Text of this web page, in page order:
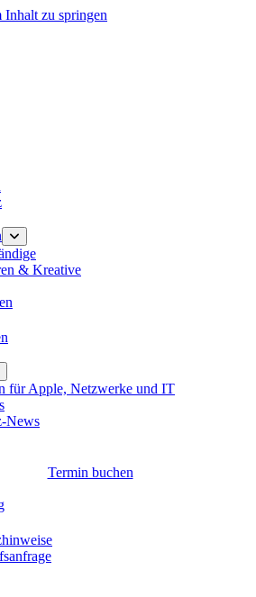
Inhalt zu springen
Menü
öffnen
& Kreative
für Apple, Netzwerke und IT
News
Termin buchen